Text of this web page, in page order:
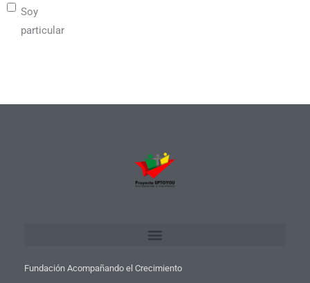
Soy
particular
Fundación Acompañando el Crecimiento